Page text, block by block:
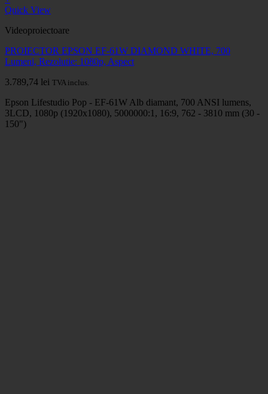
Quick View
Videoproiectoare
PROIECTOR EPSON EF-61W DIAMOND WHITE, 700
Lumeni, Rezolutie: 1080p, Aspect
3.789,74 lei TVA inclus.
Epson Lifestudio Pop - EF-61W Alb diamant, 700 ANSI lumens,
3LCD, 1080p (1920x1080), 5000000:1, 16:9, 762 - 3810 mm (30 -
150")